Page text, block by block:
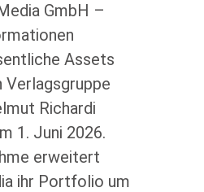
GmbH –
Assets
Verlagsgruppe
Richardi
1. Juni 2026.
erweitert
ihr Portfolio um